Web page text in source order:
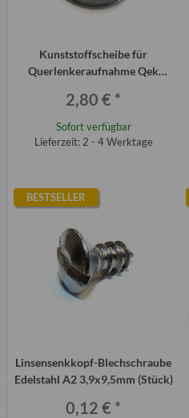
Kunststoffscheibe für
Querlenkeraufnahme Qek
2,80 € *
Sofort verfügbar
Lieferzeit: 2 - 4 Werktage
BESTSELLER
Linsensenkkopf-Blechschraube
Edelstahl A2 3,9x9,5mm (Stück)
0,12 € *